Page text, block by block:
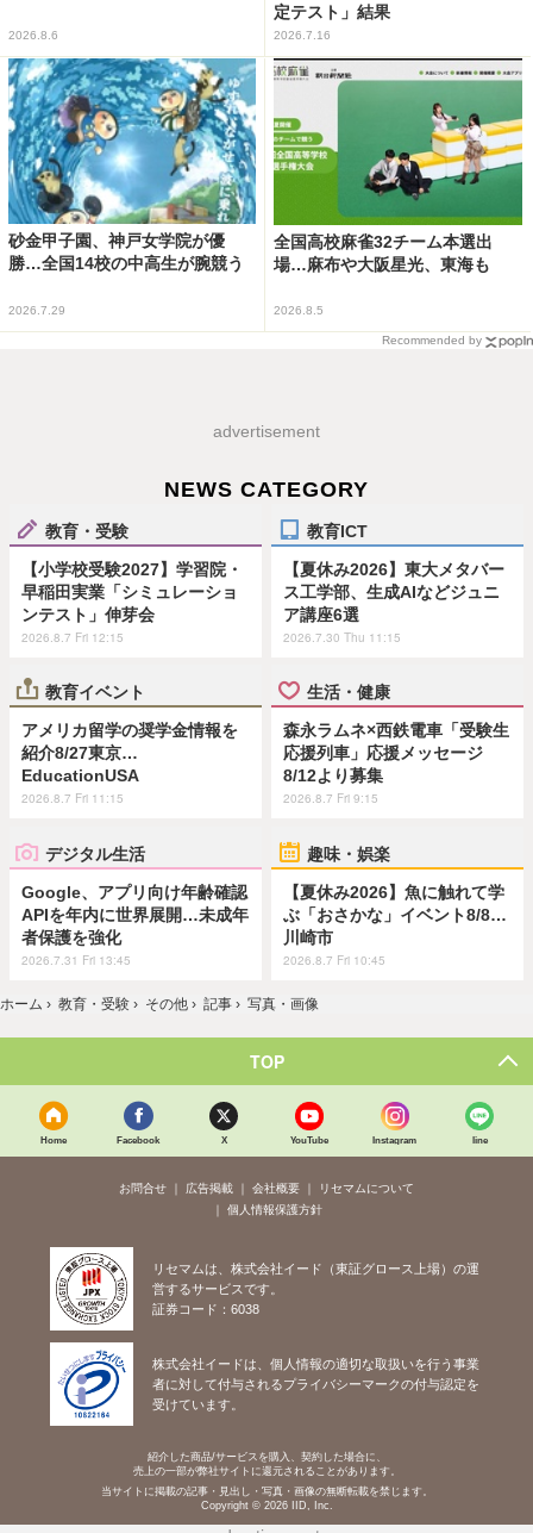
2026.8.6
定テスト」結果
2026.7.16
砂金甲子園、神戸女学院が優
勝…全国14校の中高生が腕競う
2026.7.29
全国高校麻雀32チーム本選出
場…麻布や大阪星光、東海も
2026.8.5
Recommended by
advertisement
NEWS CATEGORY
教育・受験
【小学校受験2027】学習院・
早稲田実業「シミュレーショ
ンテスト」伸芽会
2026.8.7 Fri 12:15
教育ICT
【夏休み2026】東大メタバー
ス工学部、生成AIなどジュニ
ア講座6選
2026.7.30 Thu 11:15
教育イベント
アメリカ留学の奨学金情報を
紹介8/27東京…
EducationUSA
2026.8.7 Fri 11:15
生活・健康
森永ラムネ×西鉄電車「受験生
応援列車」応援メッセージ
8/12より募集
2026.8.7 Fri 9:15
デジタル生活
Google、アプリ向け年齢確認
APIを年内に世界展開…未成年
者保護を強化
2026.7.31 Fri 13:45
趣味・娯楽
【夏休み2026】魚に触れて学
ぶ「おさかな」イベント8/8…
川崎市
2026.8.7 Fri 10:45
ホーム › 教育・受験 › その他 › 記事 › 写真・画像
TOP
Home Facebook X YouTube Instagram line
お問合せ 広告掲載 会社概要
リセマムについて
個人情報保護方針
リセマムは、株式会社イード（東証グロース上場）の運
営するサービスです。
証券コード：6038
株式会社イードは、個人情報の適切な取扱いを行う事業
者に対して付与されるプライバシーマークの付与認定を
受けています。
紹介した商品/サービスを購入、契約した場合に、
売上の一部が弊社サイトに還元されることがあります。
当サイトに掲載の記事・見出し・写真・画像の無断転載を禁じます。
Copyright © 2026 IID, Inc.